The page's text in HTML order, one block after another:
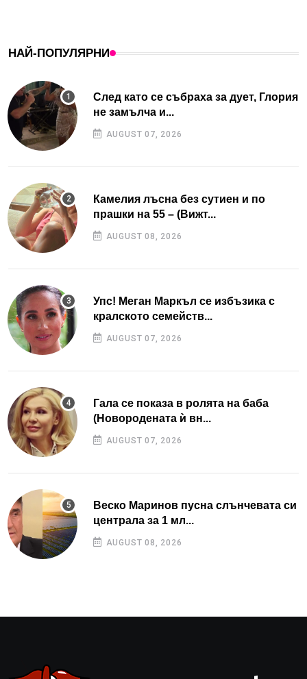
НАЙ-ПОПУЛЯРНИ
След като се събраха за дует, Глория
не замълча и...
AUGUST 07, 2026
Камелия лъсна без сутиен и по
прашки на 55 – (Вижт...
AUGUST 08, 2026
Упс! Меган Маркъл се избъзика с
кралското семейств...
AUGUST 07, 2026
Гала се показа в ролята на баба
(Новородената ѝ вн...
AUGUST 07, 2026
Веско Маринов пусна слънчевата си
централа за 1 мл...
AUGUST 08, 2026